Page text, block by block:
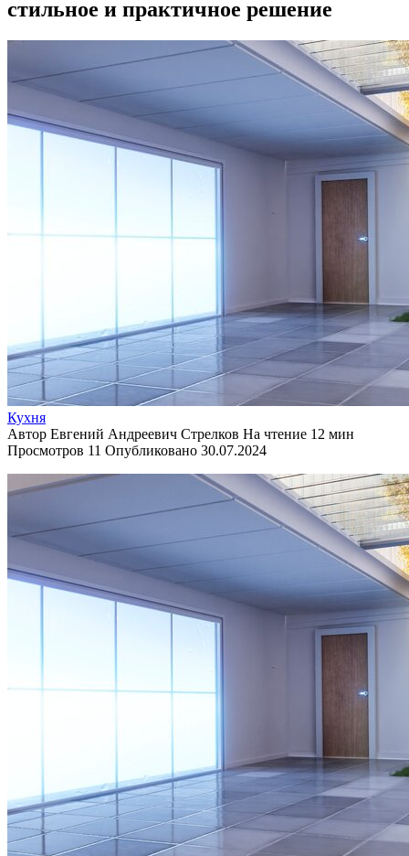
стильное и практичное решение
Кухня
Автор Евгений Андреевич Стрелков На чтение 12 мин
Просмотров 11 Опубликовано 30.07.2024